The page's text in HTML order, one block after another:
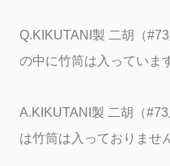
Q.KIKUTANI製 二胡（
の中に竹筒は入っていま
A.KIKUTANI製 二胡（
は竹筒は入っておりませ